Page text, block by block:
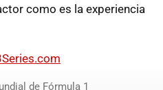
como es la experiencia
de Fórmula 1